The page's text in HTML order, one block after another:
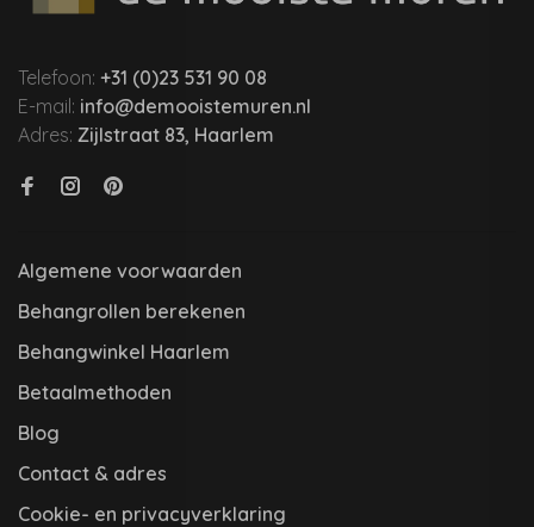
Telefoon: +31 (0)23 531 90 08
E-mail: info@demooistemuren.nl
Adres: Zijlstraat 83, Haarlem
Algemene voorwaarden
Behangrollen berekenen
Behangwinkel Haarlem
Betaalmethoden
Blog
Contact & adres
Cookie- en privacyverklaring